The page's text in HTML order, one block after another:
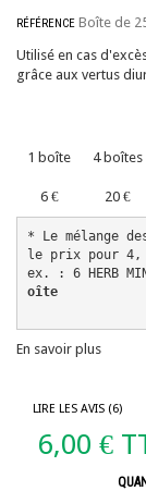
RÉFÉRENCE Boîte de
Utilisé en cas
grâce aux vertus
1 boîte 4 boîtes
6 € 20 €
* Le mélange
le prix pour 4,
ex. : 6 HERB
oîte
En savoir plus
LIRE LES AVIS (6)
6,00 €